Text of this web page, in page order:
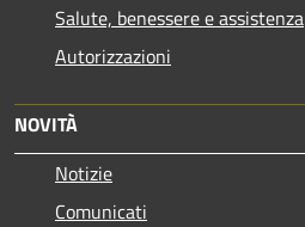
Salute, benessere e assistenza
Autorizzazioni
NOVITÀ
Notizie
Comunicati